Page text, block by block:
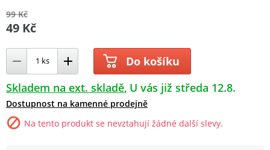
99 Kč
49 Kč
Do košíku
Skladem na ext. skladě U vás již středa 12.8.
Dostupnost na kamenné prodejně
Na tento produkt se nevztahují žádné další slevy.